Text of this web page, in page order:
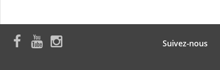
Suivez-nous